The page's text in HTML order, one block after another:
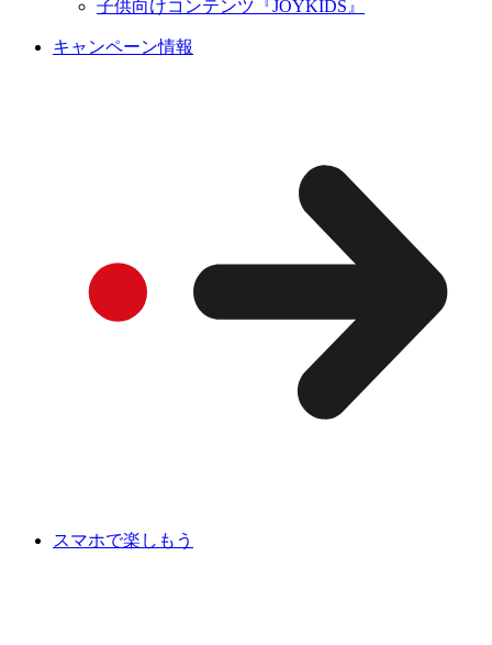
子供向けコンテンツ『JOYKIDS』
キャンペーン情報
スマホで楽しもう